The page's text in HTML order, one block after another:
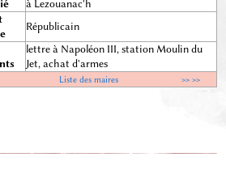
à Lezouanac'h
Républicain
lettre à Napoléon III, station Moulin du
Jet, achat d'armes
Liste des maires >> >>